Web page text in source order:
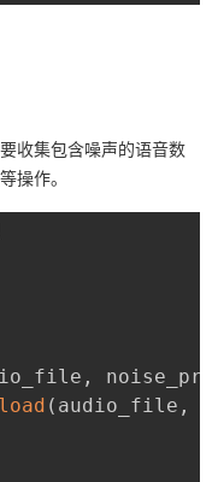
收集包含噪声的语音数
操作。
,
load ( audio_file ,